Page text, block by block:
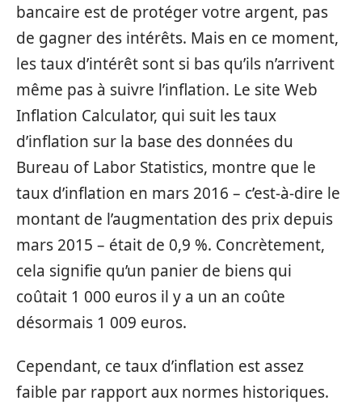
bancaire est de protéger votre argent, pas
de gagner des intérêts. Mais en ce moment,
les taux d’intérêt sont si bas qu’ils n’arrivent
même pas à suivre l’inflation. Le site Web
Inflation Calculator, qui suit les taux
d’inflation sur la base des données du
Bureau of Labor Statistics, montre que le
taux d’inflation en mars 2016 – c’est-à-dire le
montant de l’augmentation des prix depuis
mars 2015 – était de 0,9 %. Concrètement,
cela signifie qu’un panier de biens qui
coûtait 1 000 euros il y a un an coûte
désormais 1 009 euros.
Cependant, ce taux d’inflation est assez
faible par rapport aux normes historiques.